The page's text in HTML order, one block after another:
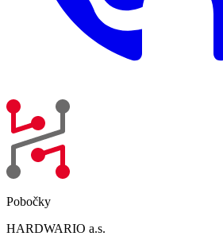
Pobočky
HARDWARIO a.s.